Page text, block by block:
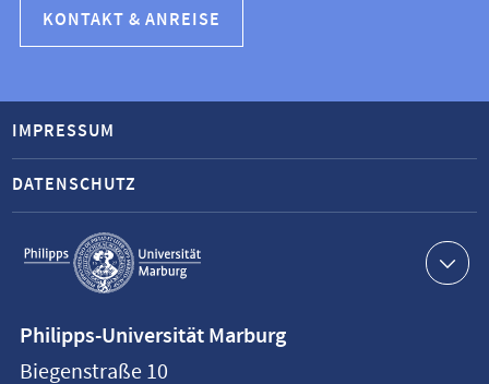
KONTAKT & ANREISE
Service-
Navigation
IMPRESSUM
DATENSCHUTZ
Philipps-
Philipps-Universität Marburg
Biegenstraße 10